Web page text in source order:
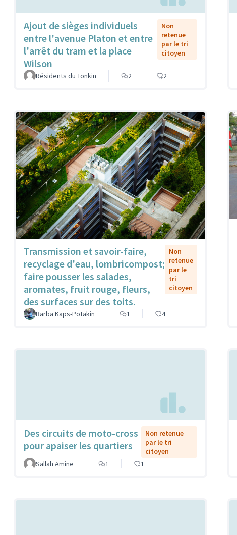
Ajout de sièges individuels
entre l'avenue Platon et entre
l'arrêt du tram et la place
Wilson
Non
retenue
par le tri
citoyen
Résidents du Tonkin 2 2
Transmission et savoir-faire,
recyclage d'eau, lombricompost;
faire pousser les salades,
aromates, fruit rouge, fleurs,
des surfaces sur des toits.
Non
retenue
par le
tri
citoyen
Barba Kaps-Potakin 1 4
Des circuits de moto-cross
pour apaiser les quartiers
Non retenue
par le tri
citoyen
Sallah Amine
1 1